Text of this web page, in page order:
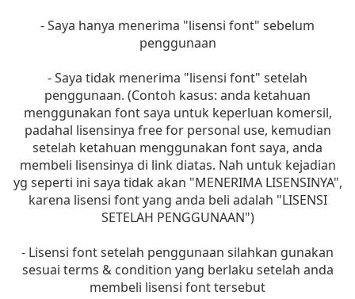
- Saya hanya menerima "lisensi font" sebelum
penggunaan
- Saya tidak menerima "lisensi font" setelah
penggunaan. (Contoh kasus: anda ketahuan
menggunakan font saya untuk keperluan komersil,
padahal lisensinya free for personal use, kemudian
setelah ketahuan menggunakan font saya, anda
membeli lisensinya di link diatas. Nah untuk kejadian
yg seperti ini saya tidak akan "MENERIMA LISENSINYA",
karena lisensi font yang anda beli adalah "LISENSI
SETELAH PENGGUNAAN")
- Lisensi font setelah penggunaan silahkan gunakan
sesuai terms & condition yang berlaku setelah anda
membeli lisensi font tersebut